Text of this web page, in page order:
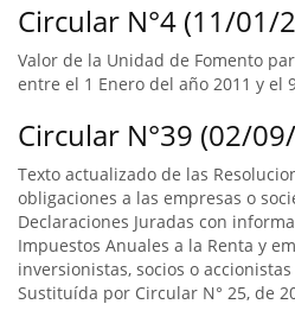
Circular N°4 (11/01/
Valor de la Unidad de Fomento
entre el 1 Enero del año 2011 y el
Circular N°39 (02/
Texto actualizado de las
obligaciones a las empresas o
Declaraciones Juradas con
Impuestos Anuales a la Renta y
inversionistas, socios o
Sustituída por Circular N° 25, de